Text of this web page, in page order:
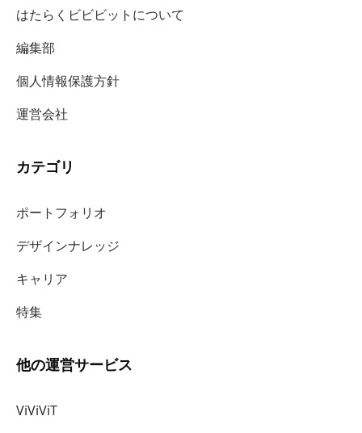
はたらくビビビットについて
編集部
個人情報保護方針
運営会社
カテゴリ
ポートフォリオ
デザインナレッジ
キャリア
特集
他の運営サービス
ViViViT